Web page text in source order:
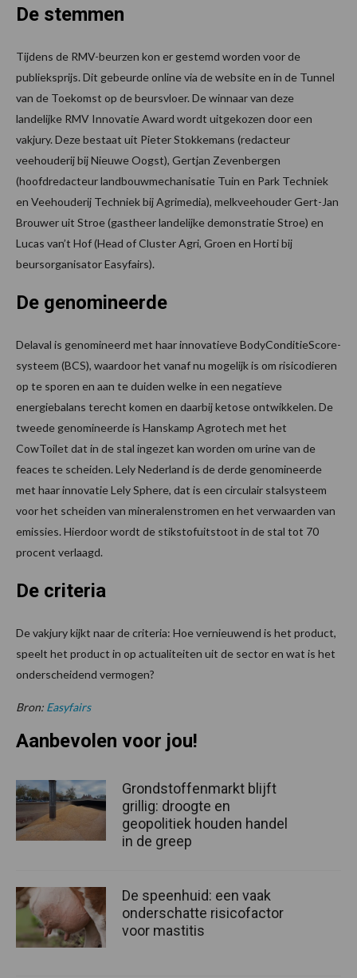
De stemmen
Tijdens de RMV-beurzen kon er gestemd worden voor de
publieksprijs. Dit gebeurde online via de website en in de Tunnel
van de Toekomst op de beursvloer. De winnaar van deze
landelijke RMV Innovatie Award wordt uitgekozen door een
vakjury. Deze bestaat uit Pieter Stokkemans (redacteur
veehouderij bij Nieuwe Oogst), Gertjan Zevenbergen
(hoofdredacteur landbouwmechanisatie Tuin en Park Techniek
en Veehouderij Techniek bij Agrimedia), melkveehouder Gert-Jan
Brouwer uit Stroe (gastheer landelijke demonstratie Stroe) en
Lucas van’t Hof (Head of Cluster Agri, Groen en Horti bij
beursorganisator Easyfairs).
De genomineerde
Delaval is genomineerd met haar innovatieve BodyConditieScore-
systeem (BCS), waardoor het vanaf nu mogelijk is om risicodieren
op te sporen en aan te duiden welke in een negatieve
energiebalans terecht komen en daarbij ketose ontwikkelen. De
tweede genomineerde is Hanskamp Agrotech met het
CowToilet dat in de stal ingezet kan worden om urine van de
feaces te scheiden. Lely Nederland is de derde genomineerde
met haar innovatie Lely Sphere, dat is een circulair stalsysteem
voor het scheiden van mineralenstromen en het verwaarden van
emissies. Hierdoor wordt de stikstofuitstoot in de stal tot 70
procent verlaagd.
De criteria
De vakjury kijkt naar de criteria: Hoe vernieuwend is het product,
speelt het product in op actualiteiten uit de sector en wat is het
onderscheidend vermogen?
Bron: Easyfairs
Aanbevolen voor jou!
Grondstoffenmarkt blijft
grillig: droogte en
geopolitiek houden handel
in de greep
De speenhuid: een vaak
onderschatte risicofactor
voor mastitis